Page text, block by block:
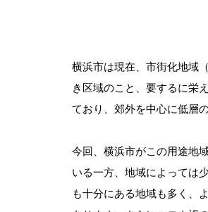
横浜市は現在、市街化地域
き区域のこと、要するに栄
ており、郊外を中心に低層
今回、横浜市がこの用途地
いる一方、地域によっては
も十分にある地域も多く、